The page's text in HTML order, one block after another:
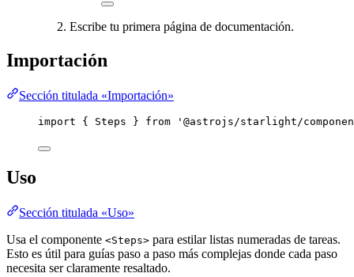
Escribe tu primera página de documentación.
Importación
Sección titulada «Importación»
import { Steps } from ' @astrojs/starlight/
Uso
Sección titulada «Uso»
Usa el componente <Steps> para estilar listas numeradas de tareas.
Esto es útil para guías paso a paso más complejas donde cada paso
necesita ser claramente resaltado.